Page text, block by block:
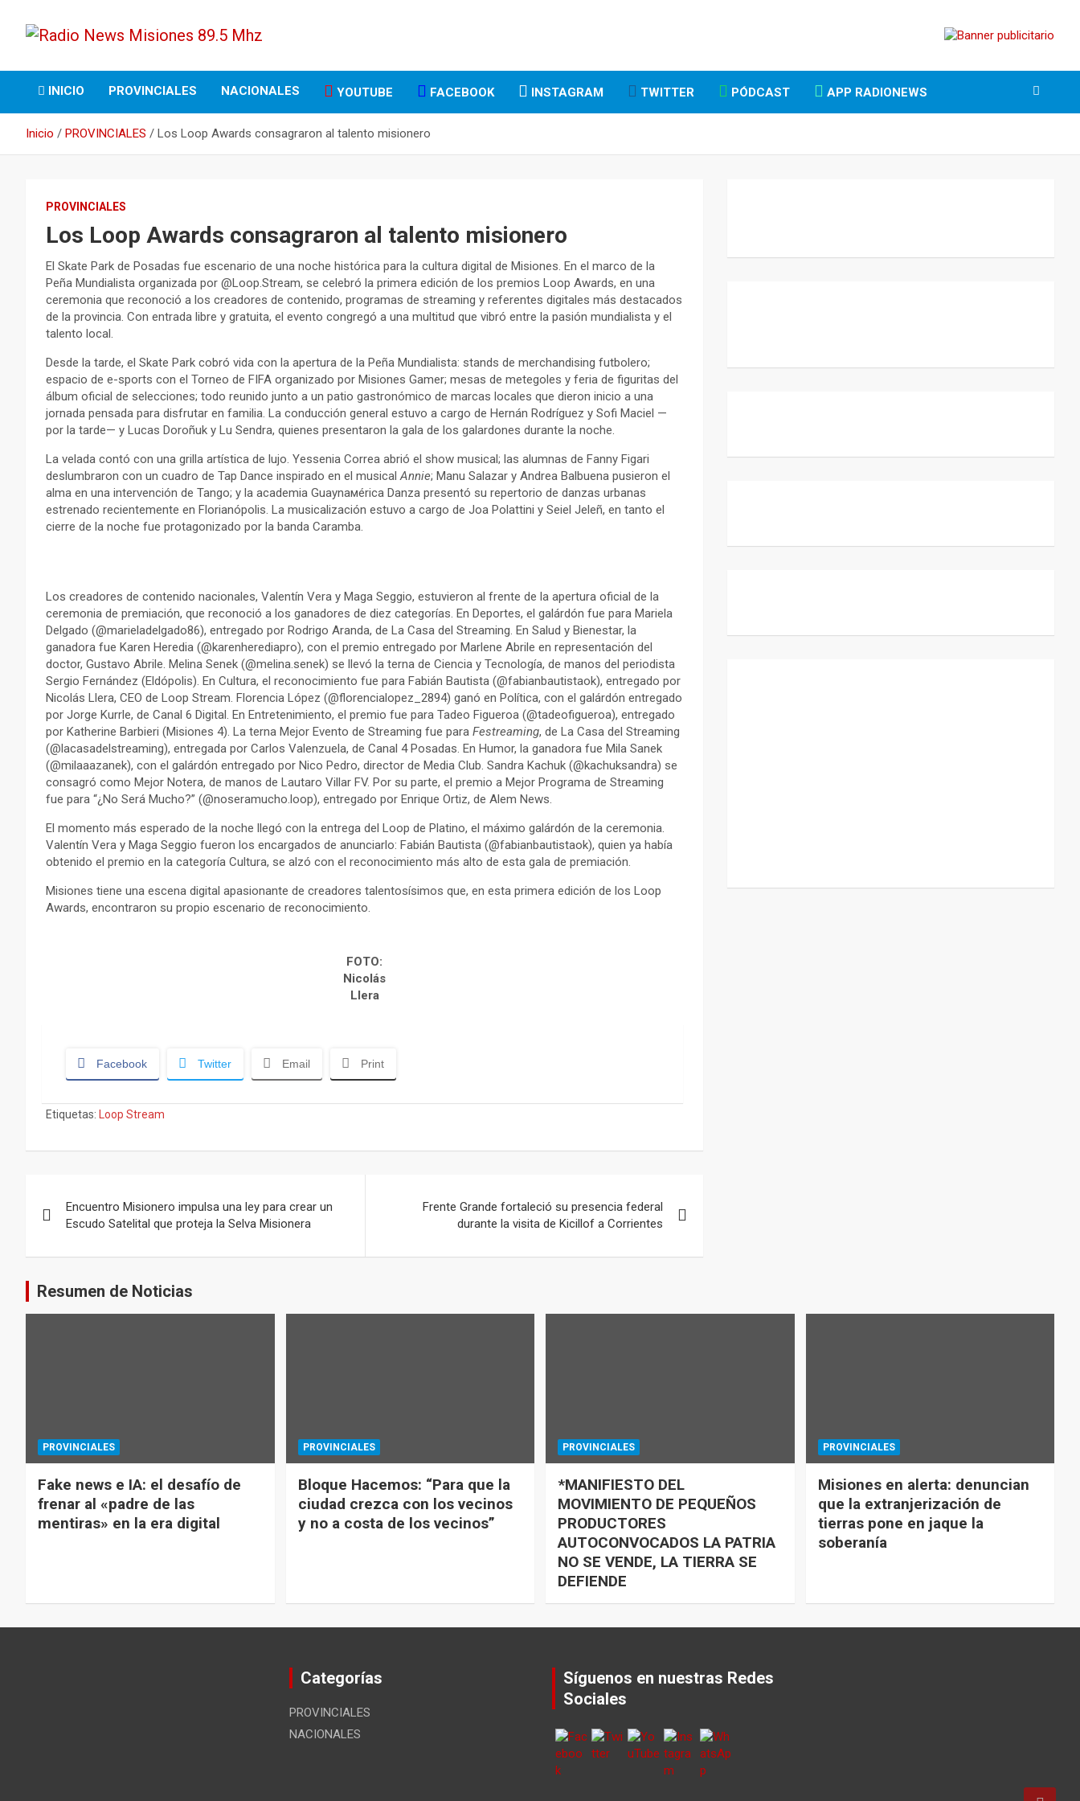
contenido
Radio News Misiones
89.5 Mhz
INICIO PROVINCIALES NACIONALES YOUTUBE FACEBOOK INSTAGRAM TWITTER PÓDCAST APP RADIONEWS
Inicio PROVINCIALES Los Loop Awards consagraron al talento misionero
PROVINCIALES
Los Loop Awards consagraron al talento misionero
El Skate Park de Posadas fue escenario de una noche histórica para la cultura digital de Misiones. En el marco de la
Peña Mundialista organizada por @Loop.Stream, se celebró la primera edición de los premios Loop Awards, en una
ceremonia que reconoció a los creadores de contenido, programas de streaming y referentes digitales más destacados
de la provincia. Con entrada libre y gratuita, el evento congregó a una multitud que vibró entre la pasión mundialista y el
talento local.
Desde la tarde, el Skate Park cobró vida con la apertura de la Peña Mundialista: stands de merchandising futbolero;
espacio de e-sports con el Torneo de FIFA organizado por Misiones Gamer; mesas de metegoles y feria de figuritas del
álbum oficial de selecciones; todo reunido junto a un patio gastronómico de marcas locales que dieron inicio a una
jornada pensada para disfrutar en familia. La conducción general estuvo a cargo de Hernán Rodríguez y Sofi Maciel —
por la tarde— y Lucas Doroñuk y Lu Sendra, quienes presentaron la gala de los galardones durante la noche.
La velada contó con una grilla artística de lujo. Yessenia Correa abrió el show musical; las alumnas de Fanny Figari
deslumbraron con un cuadro de Tap Dance inspirado en el musicalAnnie; Manu Salazar y Andrea Balbuena pusieron el
alma en una intervención de Tango; y la academia Guaynамérica Danza presentó su repertorio de danzas urbanas
estrenado recientemente en Florianópolis. La musicalización estuvo a cargo de Joa Polattini y Seiel Jeleñ, en tanto el
cierre de la noche fue protagonizado por la banda Caramba.
Los creadores de contenido nacionales, Valentín Vera y Maga Seggio, estuvieron al frente de la apertura oficial de la
ceremonia de premiación, que reconoció a los ganadores de diez categorías. En Deportes, el galárdón fue para Mariela
Delgado (@marieladelgado86), entregado por Rodrigo Aranda, de La Casa del Streaming. En Salud y Bienestar, la
ganadora fue Karen Heredia (@karenherediapro), con el premio entregado por Marlene Abrile en representación del
doctor, Gustavo Abrile. Melina Senek (@melina.senek) se llevó la terna de Ciencia y Tecnología, de manos del periodista
Sergio Fernández (Eldópolis). En Cultura, el reconocimiento fue para Fabián Bautista (@fabianbautistaok), entregado por
Nicolás Llera, CEO de Loop Stream. Florencia López (@florencialopez_2894) ganó en Política, con el galárdón entregado
por Jorge Kurrle, de Canal 6 Digital. En Entretenimiento, el premio fue para Tadeo Figueroa (@tadeofigueroa), entregado
por Katherine Barbieri (Misiones 4). La terna Mejor Evento de Streaming fue para Festreaming, de La Casa del Streaming
(@lacasadelstreaming), entregada por Carlos Valenzuela, de Canal 4 Posadas. En Humor, la ganadora fue Mila Sanek
(@milaaazanek), con el galárdón entregado por Nico Pedro, director de Media Club. Sandra Kachuk (@kachuksandra) se
consagró como Mejor Notera, de manos de Lautaro Villar FV. Por su parte, el premio a Mejor Programa de Streaming
fue para “¿No Será Mucho?” (@noseramucho.loop), entregado por Enrique Ortiz, de Alem News.
El momento más esperado de la noche llegó con la entrega del Loop de Platino, el máximo galárdón de la ceremonia.
Valentín Vera y Maga Seggio fueron los encargados de anunciarlo: Fabián Bautista (@fabianbautistaok), quien ya había
obtenido el premio en la categoría Cultura, se alzó con el reconocimiento más alto de esta gala de premiación.
Misiones tiene una escena digital apasionante de creadores talentоsísimos que, en esta primera edición de los Loop
Awards, encontraron su propio escenario de reconocimiento.
FOTO:
Nicolás
Llera
Facebook Twitter Email Print
Etiquetas: Loop Stream
de
entradas
Encuentro Misionero impulsa una ley para crear un
Escudo Satelital que proteja la Selva Misionera
Frente Grande fortaleció su presencia federal
durante la visita de Kicillof a Corrientes
Resumen de Noticias
PROVINCIALES
Fake news e IA: el desafío de
frenar al «padre de las
mentiras» en la era digital
PROVINCIALES
Bloque Hacemos: “Para que la
ciudad crezca con los vecinos
y no a costa de los vecinos”
PROVINCIALES
*MANIFIESTO DEL
MOVIMIENTO DE PEQUEÑOS
PRODUCTORES
AUTOCONVOCADOS LA PATRIA
NO SE VENDE, LA TIERRA SE
DEFIENDE
PROVINCIALES
Misiones en alerta: denuncian
que la extranjerización de
tierras pone en jaque la
soberanía
Categorías
PROVINCIALES
NACIONALES
Síguenos en nuestras Redes
Sociales